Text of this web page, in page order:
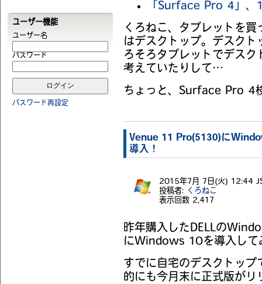
ユーザー機能
ユーザー名
パスワード
パスワード再設定
「Surface Pro 4」
くろねこ、タブレットを
はデスクトップ。デスク
ろそろタブレットでデス
考えていたりして…
ちょっと、Surface Pro 4
Venue 11 Pro(5130)に
導入！
2015年7月 7日(火) 12:44
投稿者:
くろねこ
表示回数 2,417
昨年購入したDELLの
にWindows 10を導入して
すでに自宅のデスクトッ
的にも今月末に正式版がリ